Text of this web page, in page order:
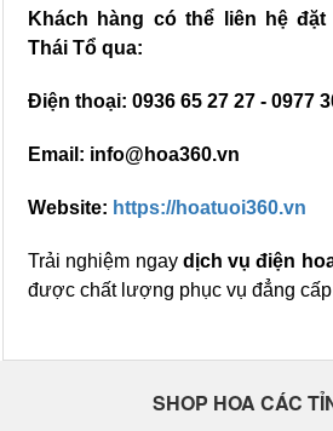
Khách hàng có thể liên hệ
Thái Tổ qua:
Điện thoại: 0936 65 27 27 - 0977
Email: info@hoa360.vn
Website: https://hoatuoi360.vn
Trải nghiệm ngay dịch vụ điện
được chất lượng phục vụ đẳng
SHOP HOA CÁC